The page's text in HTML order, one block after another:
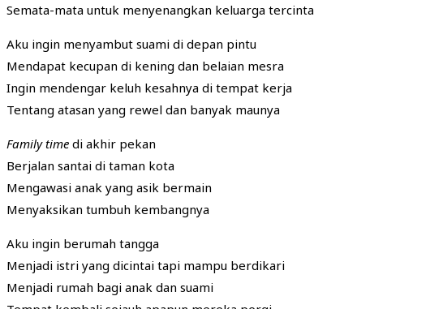
Semata-mata untuk menyenangkan keluarga tercinta
Aku ingin menyambut suami di depan pintu
Mendapat kecupan di kening dan belaian mesra
Ingin mendengar keluh kesahnya di tempat kerja
Tentang atasan yang rewel dan banyak maunya
Family time di akhir pekan
Berjalan santai di taman kota
Mengawasi anak yang asik bermain
Menyaksikan tumbuh kembangnya
Aku ingin berumah tangga
Menjadi istri yang dicintai tapi mampu berdikari
Menjadi rumah bagi anak dan suami